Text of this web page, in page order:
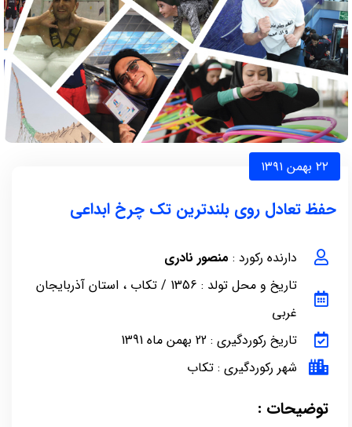
۲۲ بهمن ۱۳۹۱
حفظ تعادل روی بلندترین تک چرخ ابداعی
دارنده رکورد : منصور نادری
تاریخ و محل تولد : 1356 / تکاب ، استان آذربایجان
غربی
تاریخ رکوردگیری : 22 بهمن ماه 1391
شهر رکوردگیری : تکاب
توضیحات :